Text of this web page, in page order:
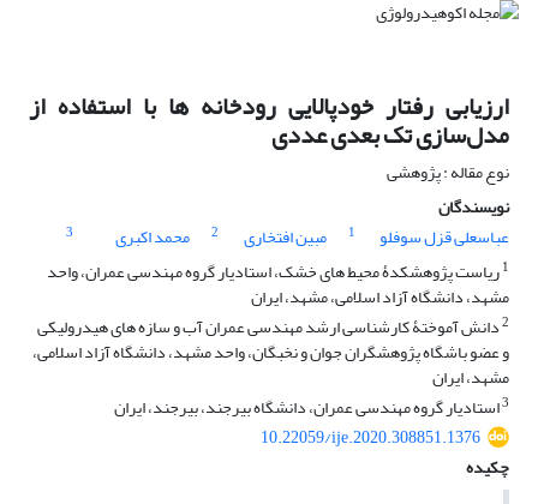
ارزیابی رفتار خودپالایی رودخانه ‏ها با استفاده از
مدل‌سازی تک‏ بعدی عددی
نوع مقاله : پژوهشی
نویسندگان
عباسعلی قزل سوفلو
1 مبین افتخاری 2 محمد اکبری
3
1ریاست پژوهشکدۀ محیط‏ های خشک، استادیار گروه مهندسی عمران، واحد
مشهد، دانشگاه آزاد اسلامی، مشهد، ایران
2دانش‏ آموختۀ کارشناسی ارشد مهندسی عمران آب و سازه‏ های هیدرولیکی
و عضو باشگاه پژوهشگران جوان و نخبگان، واحد مشهد، دانشگاه آزاد اسلامی،
مشهد، ایران
3استادیار گروه مهندسی عمران، دانشگاه بیرجند، بیرجند، ایران
10.22059/ije.2020.308851.1376
چکیده